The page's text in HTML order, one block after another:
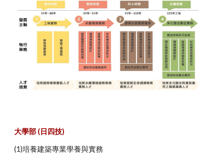
大學部 (日四技)
(1)培養建築專業學養與實務